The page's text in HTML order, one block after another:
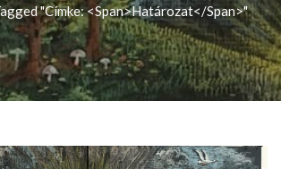
"Címke: <span>határozat</span>"